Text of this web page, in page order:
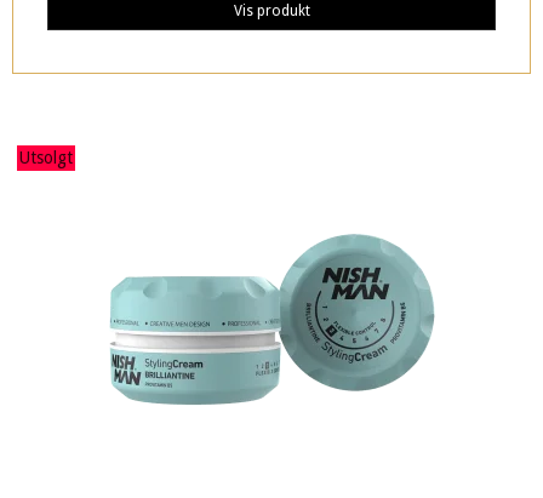
Vis produkt
Utsolgt